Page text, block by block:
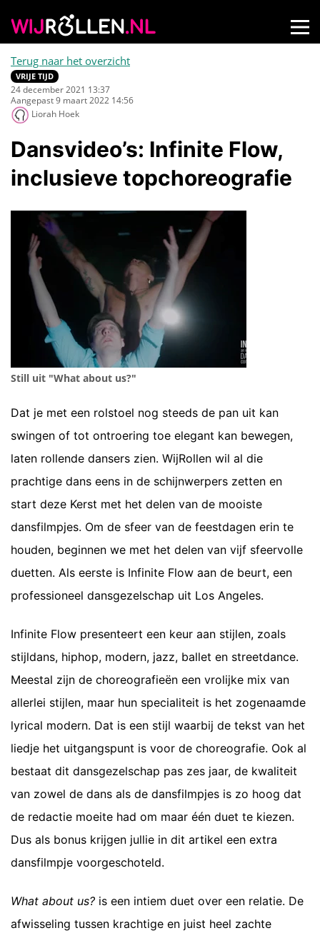
Terug naar het overzicht
VRIJE TIJD
24 december 2021 13:37
Aangepast 9 maart 2022 14:56
Liorah Hoek
Dansvideo’s: Infinite Flow,
inclusieve topchoreografie
Still uit "What about us?"
Dat je met een rolstoel nog steeds de pan uit kan
swingen of tot ontroering toe elegant kan bewegen,
laten rollende dansers zien. WijRollen wil al die
prachtige dans eens in de schijnwerpers zetten en
start deze Kerst met het delen van de mooiste
dansfilmpjes. Om de sfeer van de feestdagen erin te
houden, beginnen we met het delen van vijf sfeervolle
duetten. Als eerste is Infinite Flow aan de beurt, een
professioneel dansgezelschap uit Los Angeles.
Infinite Flow presenteert een keur aan stijlen, zoals
stijldans, hiphop, modern, jazz, ballet en streetdance.
Meestal zijn de choreografieën een vrolijke mix van
allerlei stijlen, maar hun specialiteit is het zogenaamde
lyrical modern. Dat is een stijl waarbij de tekst van het
liedje het uitgangspunt is voor de choreografie. Ook al
bestaat dit dansgezelschap pas zes jaar, de kwaliteit
van zowel de dans als de dansfilmpjes is zo hoog dat
de redactie moeite had om maar één duet te kiezen.
Dus als bonus krijgen jullie in dit artikel een extra
dansfilmpje voorgeschoteld.
What about us? is een intiem duet over een relatie. De
afwisseling tussen krachtige en juist heel zachte